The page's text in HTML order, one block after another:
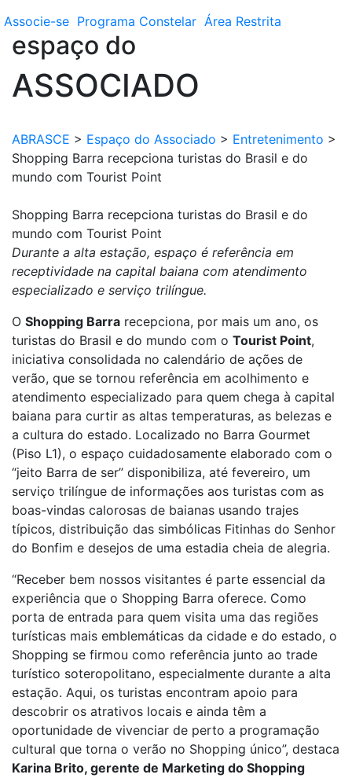
Associe-se Programa Constelar Área Restrita
espaço do
ASSOCIADO
ABRASCE > Espaço do Associado > Entretenimento >
Shopping Barra recepciona turistas do Brasil e do
mundo com Tourist Point
Shopping Barra recepciona turistas do Brasil e do
mundo com Tourist Point
Durante a alta estação, espaço é referência em
receptividade na capital baiana com atendimento
especializado e serviço trilíngue.
O Shopping Barra recepciona, por mais um ano, os
turistas do Brasil e do mundo com o Tourist Point,
iniciativa consolidada no calendário de ações de
verão, que se tornou referência em acolhimento e
atendimento especializado para quem chega à capital
baiana para curtir as altas temperaturas, as belezas e
a cultura do estado. Localizado no Barra Gourmet
(Piso L1), o espaço cuidadosamente elaborado com o
“jeito Barra de ser” disponibiliza, até fevereiro, um
serviço trilíngue de informações aos turistas com as
boas-vindas calorosas de baianas usando trajes
típicos, distribuição das simbólicas Fitinhas do Senhor
do Bonfim e desejos de uma estadia cheia de alegria.
“Receber bem nossos visitantes é parte essencial da
experiência que o Shopping Barra oferece. Como
porta de entrada para quem visita uma das regiões
turísticas mais emblemáticas da cidade e do estado, o
Shopping se firmou como referência junto ao trade
turístico soteropolitano, especialmente durante a alta
estação. Aqui, os turistas encontram apoio para
descobrir os atrativos locais e ainda têm a
oportunidade de vivenciar de perto a programação
cultural que torna o verão no Shopping único”, destaca
Karina Brito, gerente de Marketing do Shopping